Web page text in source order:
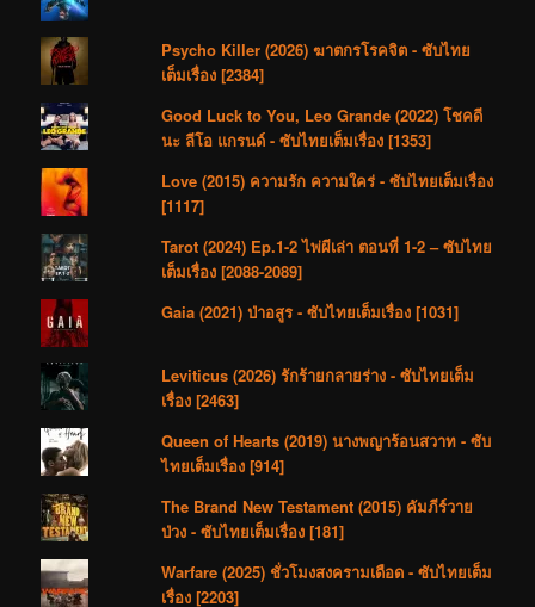
Psycho Killer (2026) ฆาตกรโรคจิต - ซับไทย
เต็มเรื่อง [2384]
Good Luck to You, Leo Grande (2022) โชคดี
นะ ลีโอ แกรนด์ - ซับไทยเต็มเรื่อง [1353]
Love (2015) ความรัก ความใคร่ - ซับไทยเต็มเรื่อง
[1117]
Tarot (2024) Ep.1-2 ไพ่ผีเล่า ตอนที่ 1-2 – ซับไทย
เต็มเรื่อง [2088-2089]
Gaia (2021) ป่าอสูร - ซับไทยเต็มเรื่อง [1031]
Leviticus (2026) รักร้ายกลายร่าง - ซับไทยเต็ม
เรื่อง [2463]
Queen of Hearts (2019) นางพญาร้อนสวาท - ซับ
ไทยเต็มเรื่อง [914]
The Brand New Testament (2015) คัมภีร์วาย
ป่วง - ซับไทยเต็มเรื่อง [181]
Warfare (2025) ชั่วโมงสงครามเดือด - ซับไทยเต็ม
เรื่อง [2203]